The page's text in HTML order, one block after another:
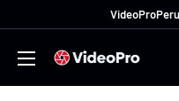
contenido
VideoProPeru